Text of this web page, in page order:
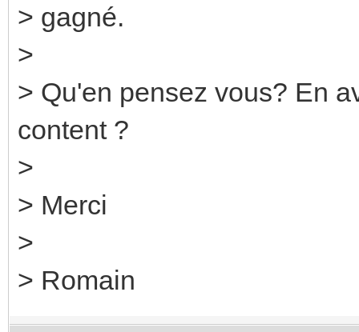
> gagné.
>
> Qu'en pensez vous? En
content ?
>
> Merci
>
> Romain